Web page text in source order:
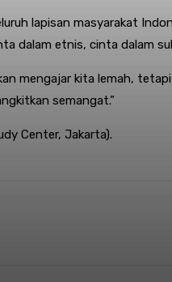
lapisan masyarakat
dalam etnis, cinta dalam
mengajar kita lemah,
semangat.”
Center, Jakarta).